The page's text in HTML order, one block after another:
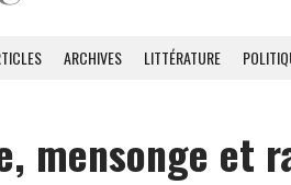
ARCHIVES LITTÉRATURE
mensonge et